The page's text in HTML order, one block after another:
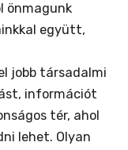
önmagunk
együtt,
jobb társadalmi
információt
tér, ahol
lehet. Olyan